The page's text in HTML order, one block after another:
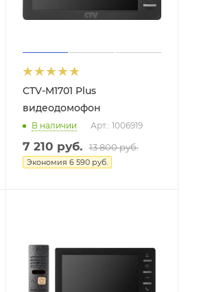
CTV-M1701 Plus
видеодомофон
В наличии Арт.: 1006919
7 210 руб. 13 800руб.
Экономия 6 590руб.